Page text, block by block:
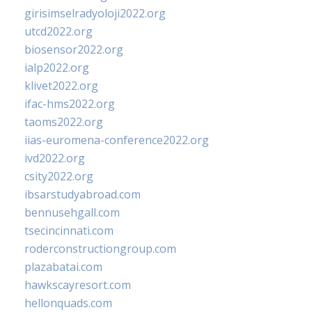
girisimselradyoloji2022.org
utcd2022.org
biosensor2022.org
ialp2022.org
klivet2022.org
ifac-hms2022.org
taoms2022.org
iias-euromena-conference2022.org
ivd2022.org
csity2022.org
ibsarstudyabroad.com
bennusehgall.com
tsecincinnati.com
roderconstructiongroup.com
plazabatai.com
hawkscayresort.com
hellonquads.com